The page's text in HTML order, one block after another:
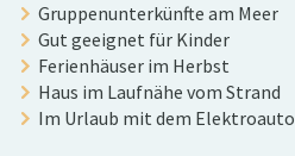
Gruppenunterkünfte am Meer
Gut geeignet für Kinder
Ferienhäuser im Herbst
Haus im Laufnähe vom Strand
Im Urlaub mit dem Elektroauto